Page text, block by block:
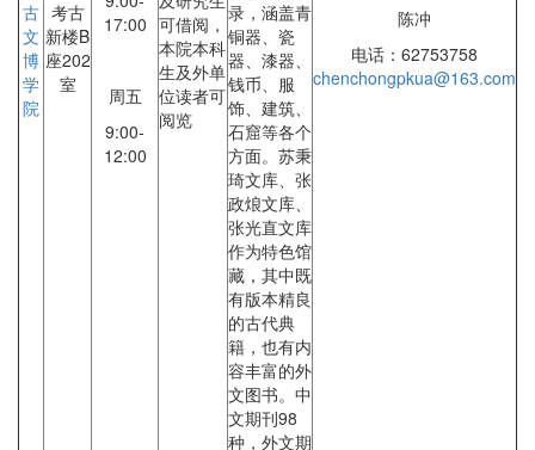
古
文
博
学
院
考古
新楼B
座202
室
17:00
周五
9:00-
12:00
可借阅，
本院本科
生及外单
位读者可
阅览
录，涵盖青
铜器、瓷
器、漆器、
钱币、服
饰、建筑、
石窟等各个
方面。苏秉
琦文库、张
政烺文库、
张光直文库
作为特色馆
藏，其中既
有版本精良
的古代典
籍，也有内
容丰富的外
文图书。中
文期刊98
种，外文期
陈冲
电话：62753758
chenchongpkua@163.com